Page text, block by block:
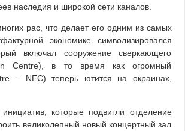
наследия и широкой сети каналов.
рас, что делает его одним из самых
экономике символизировался
включал сооружение сверкающего
Centre), в то время как огромный
– NEC) теперь ютится на окраинах,
которые подвигли отделение
великолепный новый концертный зал